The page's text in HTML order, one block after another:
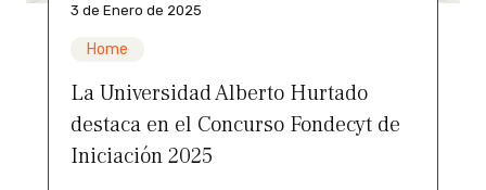
3 de Enero de 2025
Home
La Universidad Alberto Hurtado
destaca en el Concurso Fondecyt de
Iniciación 2025